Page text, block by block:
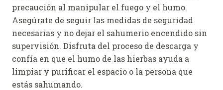
precaución al manipular el fuego y el humo.
Asegúrate de seguir las medidas de seguridad
necesarias y no dejar el sahumerio encendido sin
supervisión. Disfruta del proceso de descarga y
confía en que el humo de las hierbas ayuda a
limpiar y purificar el espacio o la persona que
estás sahumando.